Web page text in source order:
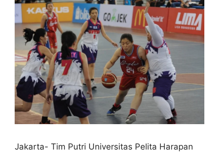
Jakarta- Tim Putri Universitas Pelita Harapan